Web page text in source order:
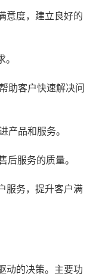
意度，建立良好的
助客户快速解决问
产品和服务。
后服务的质量。
服务，提升客户满
动的决策。主要功